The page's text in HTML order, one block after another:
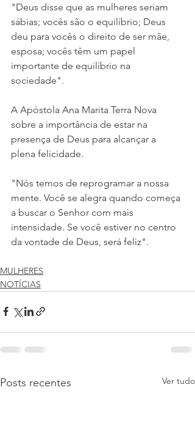
"Deus disse que as mulheres seriam
sábias; vocês são o equilíbrio; Deus
deu para vocês o direito de ser mãe,
esposa; vocês têm um papel
importante de equilíbrio na
sociedade".
A Apóstola Ana Marita Terra Nova
sobre a importância de estar na
presença de Deus para alcançar a
plena felicidade.
"Nós temos de reprogramar a nossa
mente. Você se alegra quando começa
a buscar o Senhor com mais
intensidade. Se você estiver no centro
da vontade de Deus, será feliz".
MULHERES
NOTÍCIAS
Posts recentes Ver tudo